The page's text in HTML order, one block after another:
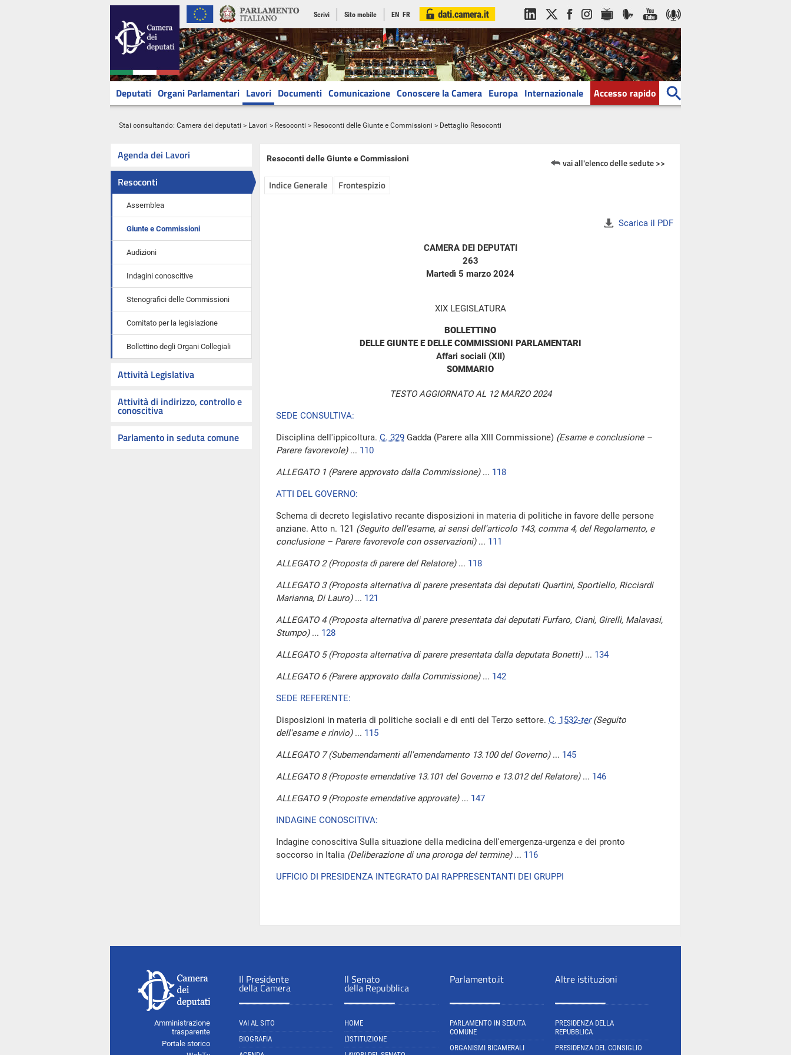
Scrivi Sito mobile EN FR
Deputati Organi Parlamentari Lavori Documenti Comunicazione Conoscere la Camera Europa Internazionale Accesso rapido
Stai consultando: Camera dei deputati > Lavori > Resoconti > Resoconti delle Giunte e Commissioni > Dettaglio Resoconti
Agenda dei Lavori
Resoconti
Assemblea
Giunte e Commissioni
Audizioni
Indagini conoscitive
Stenografici delle Commissioni
Comitato per la legislazione
Bollettino degli Organi Collegiali
Attività Legislativa
Attività di indirizzo, controllo e
conoscitiva
Parlamento in seduta comune
Resoconti delle Giunte e Commissioni vai all'elenco delle sedute >>
Indice Generale Frontespizio
Scarica il PDF
CAMERA DEI DEPUTATI
263
Martedì 5 marzo 2024
XIX LEGISLATURA
BOLLETTINO
DELLE GIUNTE E DELLE COMMISSIONI PARLAMENTARI
Affari sociali (XII)
SOMMARIO
TESTO AGGIORNATO AL 12 MARZO 2024
SEDE CONSULTIVA:
Disciplina dell'ippicoltura. C. 329 Gadda (Parere alla XIII Commissione) (Esame e conclusione –
Parere favorevole)... 110
ALLEGATO 1 (Parere approvato dalla Commissione)... 118
ATTI DEL GOVERNO:
Schema di decreto legislativo recante disposizioni in materia di politiche in favore delle persone
anziane. Atto n. 121 (Seguito dell'esame, ai sensi dell'articolo 143, comma 4, del Regolamento, e
conclusione – Parere favorevole con osservazioni)... 111
ALLEGATO 2 (Proposta di parere del Relatore)... 118
ALLEGATO 3 (Proposta alternativa di parere presentata dai deputati Quartini, Sportiello, Ricciardi
Marianna, Di Lauro)... 121
ALLEGATO 4 (Proposta alternativa di parere presentata dai deputati Furfaro, Ciani, Girelli, Malavasi,
Stumpo)... 128
ALLEGATO 5 (Proposta alternativa di parere presentata dalla deputata Bonetti)... 134
ALLEGATO 6 (Parere approvato dalla Commissione)... 142
SEDE REFERENTE:
Disposizioni in materia di politiche sociali e di enti del Terzo settore. C. 1532-ter (Seguito
dell'esame e rinvio)... 115
ALLEGATO 7 (Subemendamenti all'emendamento 13.100 del Governo)... 145
ALLEGATO 8 (Proposte emendative 13.101 del Governo e 13.012 del Relatore)... 146
ALLEGATO 9 (Proposte emendative approvate)... 147
INDAGINE CONOSCITIVA:
Indagine conoscitiva Sulla situazione della medicina dell'emergenza-urgenza e dei pronto
soccorso in Italia (Deliberazione di una proroga del termine)... 116
UFFICIO DI PRESIDENZA INTEGRATO DAI RAPPRESENTANTI DEI GRUPPI
Amministrazione
trasparente
Portale storico
Il Presidente
della Camera
VAI AL SITO
BIOGRAFIA
Il Senato
della Repubblica
HOME
L'ISTITUZIONE
Parlamento.it
PARLAMENTO IN SEDUTA
COMUNE
ORGANISMI BICAMERALI
Altre istituzioni
PRESIDENZA DELLA
REPUBBLICA
PRESIDENZA DEL CONSIGLIO